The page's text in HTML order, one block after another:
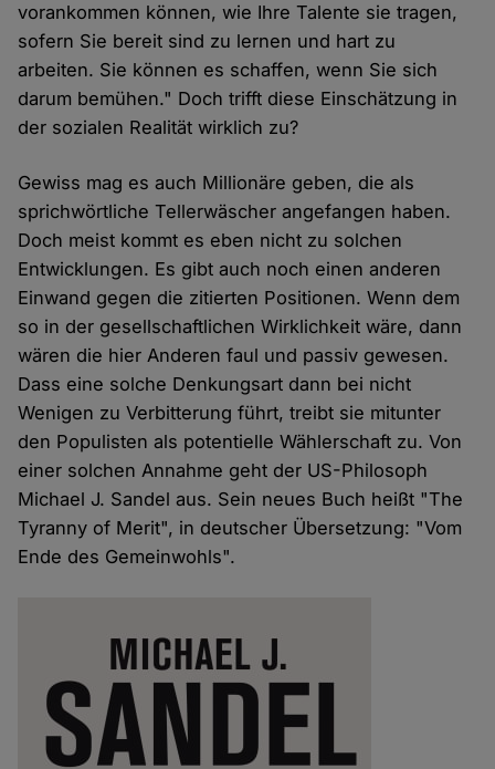
vorankommen können, wie Ihre Talente sie tragen,
sofern Sie bereit sind zu lernen und hart zu
arbeiten. Sie können es schaffen, wenn Sie sich
darum bemühen." Doch trifft diese Einschätzung in
der sozialen Realität wirklich zu?
Gewiss mag es auch Millionäre geben, die als
sprichwörtliche Tellerwäscher angefangen haben.
Doch meist kommt es eben nicht zu solchen
Entwicklungen. Es gibt auch noch einen anderen
Einwand gegen die zitierten Positionen. Wenn dem
so in der gesellschaftlichen Wirklichkeit wäre, dann
wären die hier Anderen faul und passiv gewesen.
Dass eine solche Denkungsart dann bei nicht
Wenigen zu Verbitterung führt, treibt sie mitunter
den Populisten als potentielle Wählerschaft zu. Von
einer solchen Annahme geht der US-Philosoph
Michael J. Sandel aus. Sein neues Buch heißt "The
Tyranny of Merit", in deutscher Übersetzung: "Vom
Ende des Gemeinwohls".